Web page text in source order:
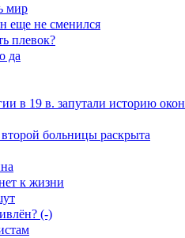
мир
еще не сменился
плевок?
да
в 19 в. запутали историю
второй больницы раскрыта
к жизни
(-)